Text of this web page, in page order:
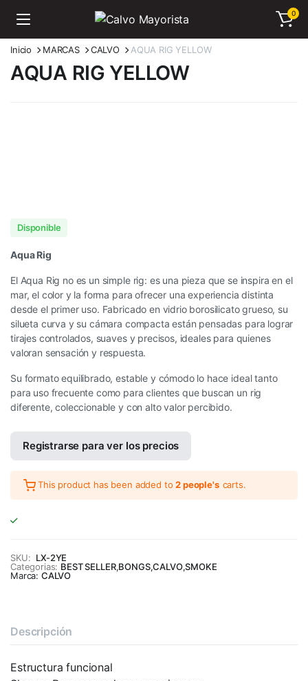
0
Inicio MARCAS CALVO AQUA RIG YELLOW
AQUA RIG YELLOW
Disponible
Aqua Rig
El Aqua Rig no es un simple rig: es una pieza que se inspira en el
mar, el color y la forma para ofrecer una experiencia distinta
desde el primer uso. Fabricado en vidrio borosilicato grueso, su
silueta curva y su cámara compacta están pensadas para lograr
tirajes controlados, suaves y precisos, ideales para quienes
valoran sensación y respuesta.
Su formato equilibrado, estable y cómodo lo hace ideal tanto
para uso frecuente como para clientes que buscan un rig
diferente, coleccionable y con alto valor percibido.
Registrarse para ver los precios
This product has been added to2 people's carts.
SKU: LX-2YE
Categorias: BEST SELLER,BONGS,CALVO,SMOKE
Marca: CALVO
Descripción
Estructura funcional